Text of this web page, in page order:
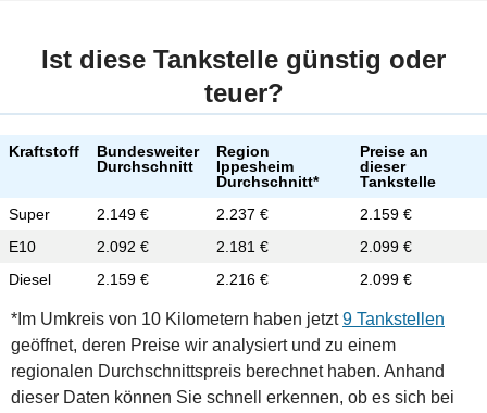
Ist diese Tankstelle günstig oder
teuer?
Kraftstoff
Bundesweiter
Durchschnitt
Region
Ippesheim
Durchschnitt*
Preise an
dieser
Tankstelle
Super
2.149 € 2.237 €
2.159 €
E10
2.092 € 2.181 €
2.099 €
Diesel
2.159 € 2.216 € 2.099 €
*Im Umkreis von 10 Kilometern haben jetzt9 Tankstellen
geöffnet, deren Preise wir analysiert und zu einem
regionalen Durchschnittspreis berechnet haben. Anhand
dieser Daten können Sie schnell erkennen, ob es sich bei